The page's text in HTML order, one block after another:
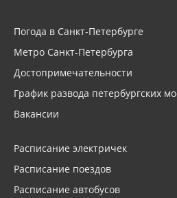
Погода в Санкт-Петербурге
Метро Санкт-Петербурга
Достопримечательности
График развода петербургских
Вакансии
Расписание электричек
Расписание поездов
Расписание автобусов